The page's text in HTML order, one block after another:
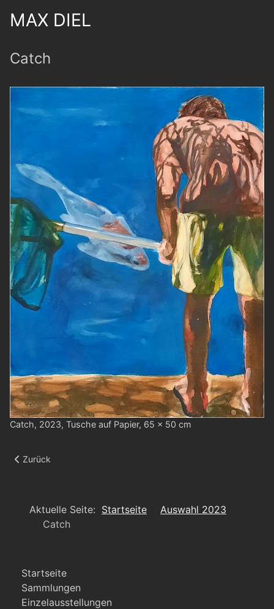
MAX DIEL
Catch
Catch, 2023, Tusche auf Papier, 65 x 50 cm
Vorheriger Beitrag: Scroll down
Zurück
Aktuelle Seite: Startseite
Auswahl 2023
Catch
Startseite
Sammlungen
Einzelausstellungen